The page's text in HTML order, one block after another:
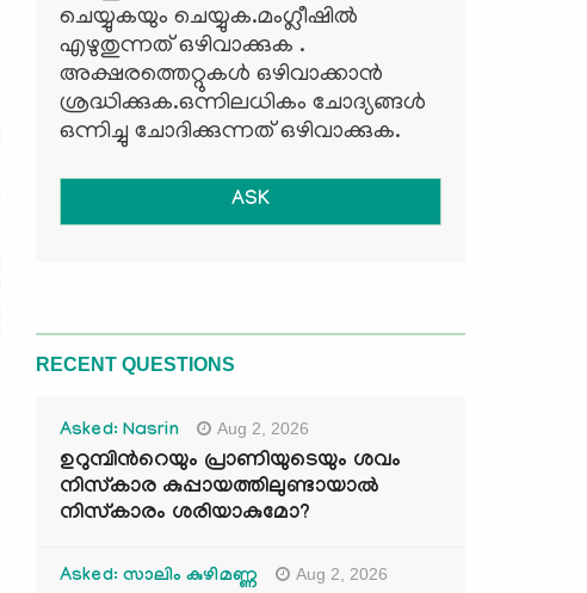
ചെയ്യുകയും ചെയ്യുക.മംഗ്ലീഷില്‍
എഴുതുന്നത് ഒഴിവാക്കുക .
അക്ഷരത്തെറ്റുകള്‍ ഒഴിവാക്കാന്‍
ശ്രദ്ധിക്കുക.ഒന്നിലധികം ചോദ്യങ്ങള്‍
ഒന്നിച്ചു ചോദിക്കുന്നത് ഒഴിവാക്കുക.
ASK
RECENT QUESTIONS
Asked: Nasrin Aug 2, 2026
ഉറുമ്പിന്‍റെയും പ്രാണിയുടെയും ശവം
നിസ്കാര കുപ്പായത്തിലുണ്ടായാൽ
നിസ്കാരം ശരിയാകുമോ?
Asked: സാലിം കുഴിമണ്ണ Aug 2, 2026